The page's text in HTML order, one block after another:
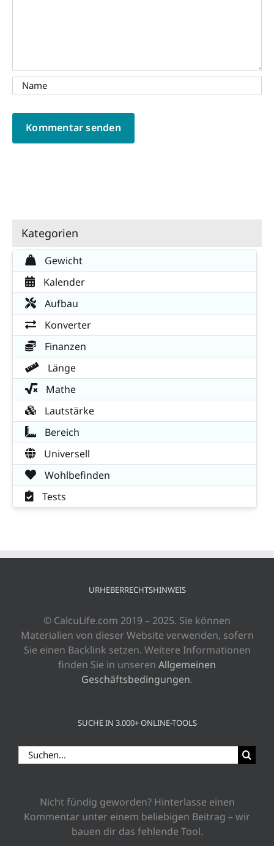
Kategorien
Gewicht
Kalender
Aufbau
Konverter
Finanzen
Länge
Mathe
Lautstärke
Bereich
Universell
Wohlbefinden
Tests
URHEBERRECHTSHINWEIS
© CalcuLife.com 2019 – 2025. Sie können
Materialien von dieser Website verwenden, sofern
Sie einen Backlink setzen. Weitere Informationen
finden Sie in unseren Allgemeinen
Geschäftsbedingungen.
SUCHE IN 3.000+ ONLINE-TOOLS
Suche
nach:
Nicht fündig geworden? Hinterlasse einen
Kommentar unter einem beliebigen Beitrag – wir
bauen dir das fehlende Tool.